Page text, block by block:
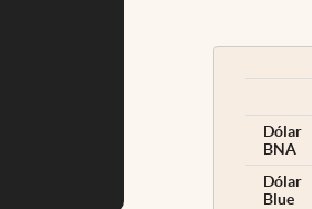
Dólar
BNA
Dólar
Blue